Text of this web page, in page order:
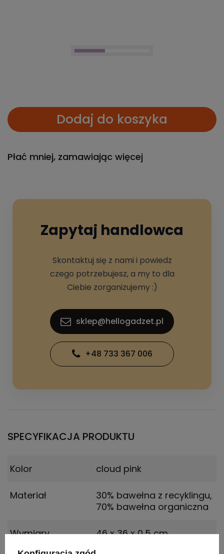
netto/szt.
Dodaj do koszyka
Płać mniej, zamawiając więcej
Zapytaj handlowca
Skontaktuj się z nami i powiedz
czego potrzebujesz, a my to dla
Ciebie zorganizujemy :)
sklep@hellogadzet.pl
+48 733 367 006
SPECYFIKACJA PRODUKTU
Kolor cloud pink
Materiał
30% bawełna z recyklingu,
70% bawełna organiczna
Wymiary
46 x 36 x 0,5 cm